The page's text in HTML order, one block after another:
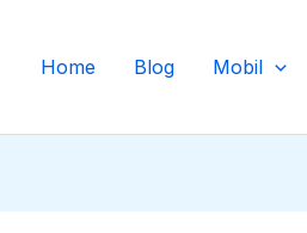
Home Blog Mobil